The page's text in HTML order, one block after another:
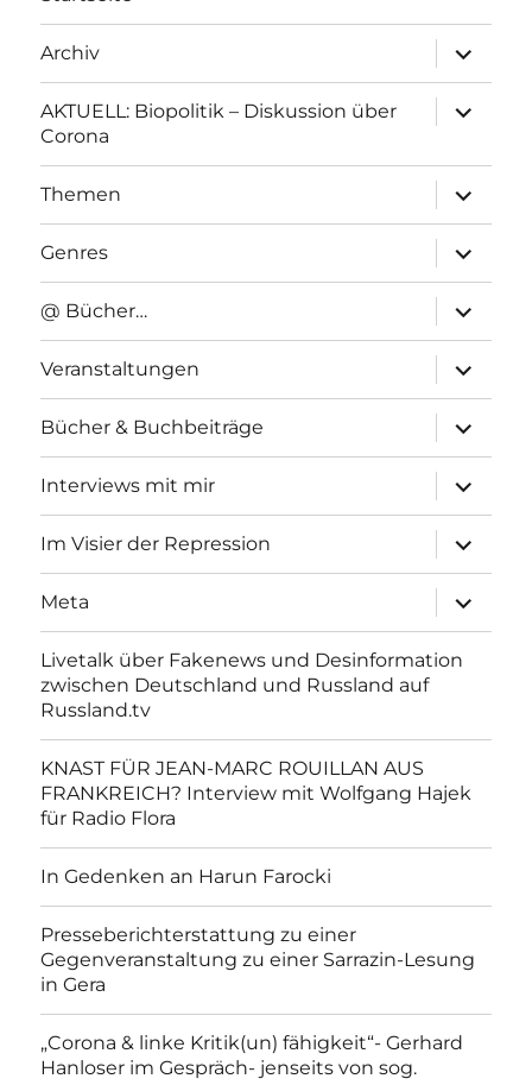
Archiv
anzeigen
AKTUELL: Biopolitik – Diskussion über
Corona
anzeigen
Themen
anzeigen
Genres
anzeigen
@ Bücher…
anzeigen
Veranstaltungen
anzeigen
Bücher & Buchbeiträge
anzeigen
Interviews mit mir
anzeigen
Im Visier der Repression
anzeigen
Meta
anzeigen
Livetalk über Fakenews und Desinformation
zwischen Deutschland und Russland auf
Russland.tv
KNAST FÜR JEAN-MARC ROUILLAN AUS
FRANKREICH? Interview mit Wolfgang Hajek
für Radio Flora
In Gedenken an Harun Farocki
Presseberichterstattung zu einer
Gegenveranstaltung zu einer Sarrazin-Lesung
in Gera
„Corona & linke Kritik(un) fähigkeit“- Gerhard
Hanloser im Gespräch- jenseits von sog.